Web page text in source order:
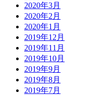
2020年3月
2020年2月
2020年1月
2019年12月
2019年11月
2019年10月
2019年9月
2019年8月
2019年7月